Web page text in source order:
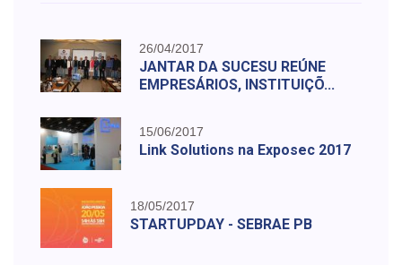
26/04/2017
JANTAR DA SUCESU REÚNE
EMPRESÁRIOS, INSTITUIÇÕ...
15/06/2017
Link Solutions na Exposec 2017
18/05/2017
STARTUPDAY - SEBRAE PB